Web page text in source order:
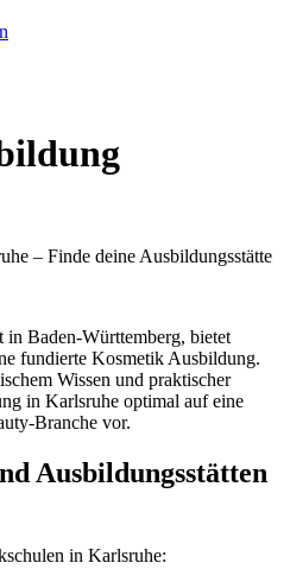
– Finde deine Ausbildungsstätte
in Baden-Württemberg, bietet
fundierte Kosmetik Ausbildung.
Wissen und praktischer
in Karlsruhe optimal auf eine
Branche vor.
Ausbildungsstätten
in Karlsruhe: